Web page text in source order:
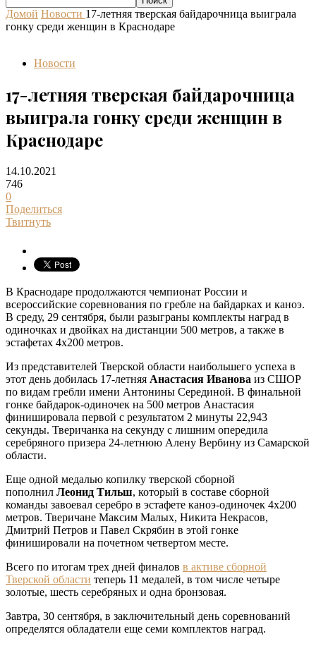
Домой Новости 17-летняя тверская байдарочница выиграла
гонку среди женщин в Краснодаре
Новости
17-летняя тверская байдарочница
выиграла гонку среди женщин в
Краснодаре
14.10.2021
746
0
Поделиться
Твитнуть
В Краснодаре продолжаются чемпионат России и
всероссийские соревнования по гребле на байдарках и каноэ.
В среду, 29 сентября, были разыграны комплекты наград в
одиночках и двойках на дистанции 500 метров, а также в
эстафетах 4х200 метров.
Из представителей Тверской области наибольшего успеха в
этот день добилась 17-летняя Анастасия Иванова из СШОР
по видам гребли имени Антонины Серединой. В финальной
гонке байдарок-одиночек на 500 метров Анастасия
финишировала первой с результатом 2 минуты 22,943
секунды. Тверичанка на секунду с лишним опередила
серебряного призера 24-летнюю Алену Вербину из Самарской
области.
Еще одной медалью копилку тверской сборной
пополнил Леонид Тильш, который в составе сборной
команды завоевал серебро в эстафете каноэ-одиночек 4х200
метров. Тверичане Максим Малых, Никита Некрасов,
Дмитрий Петров и Павел Скрябин в этой гонке
финишировали на почетном четвертом месте.
Всего по итогам трех дней финалов в активе сборной
Тверской области теперь 11 медалей, в том числе четыре
золотые, шесть серебряных и одна бронзовая.
Завтра, 30 сентября, в заключительный день соревнований
определятся обладатели еще семи комплектов наград.